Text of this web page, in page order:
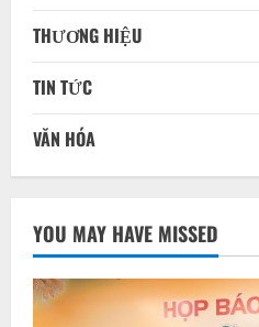
THƯƠNG HIỆU
TIN TỨC
VĂN HÓA
YOU MAY HAVE MISSED